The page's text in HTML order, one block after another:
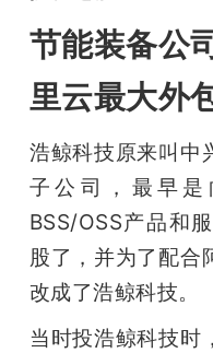
节能装备公
里云最大外
浩鲸科技原来叫中
子公司，最早
BSS/OSS产品和
股了，并为了配合
改成了浩鲸科技。
当时投浩鲸科技时